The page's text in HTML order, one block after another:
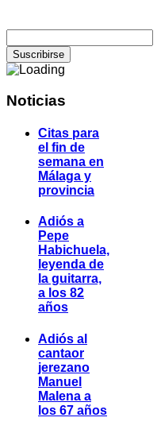
Noticias
Citas para
el fin de
semana en
Málaga y
provincia
Adiós a
Pepe
Habichuela,
leyenda de
la guitarra,
a los 82
años
Adiós al
cantaor
jerezano
Manuel
Malena a
los 67 años